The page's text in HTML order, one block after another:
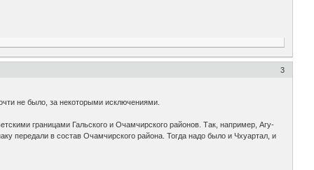
3
не было, за некоторыми исключениями.
границами Гальского и Очамчирского районов. Так, например, Агу-
передали в состав Очамчирского района. Тогда надо было и Чхуартал, и